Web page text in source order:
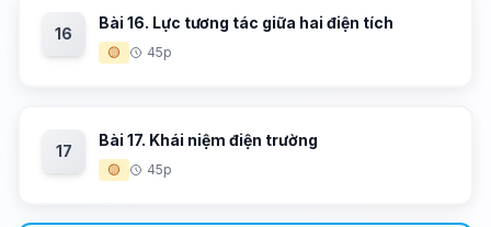
16
Bài 16. Lực tương tác giữa hai điện tích
🟡 45p
17
Bài 17. Khái niệm điện trường
🟡 45p